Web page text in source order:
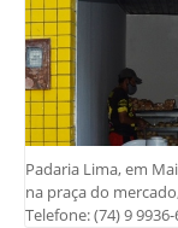
Padaria Lima, em
na praça do
Telefone: (74) 9